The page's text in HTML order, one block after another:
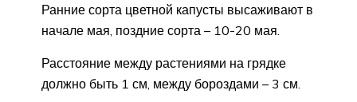
Ранние сорта цветной капусты высаживают в
начале мая, поздние сорта – 10-20 мая.
Расстояние между растениями на грядке
должно быть 1 см, между бороздами – 3 см.